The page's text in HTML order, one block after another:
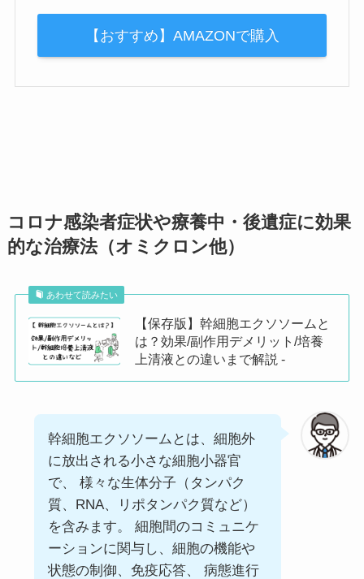
【おすすめ】AMAZONで購入
コロナ感染者症状や療養中・後遺症に効果
的な治療法（オミクロン他）
あわせて読みたい
【保存版】幹細胞エクソソームと
は？効果/副作用デメリット/培養
上清液との違いまで解説 -
幹細胞エクソソームとは、細胞外
に放出される小さな細胞小器官
で、 様々な生体分子（タンパク
質、RNA、リポタンパク質など）
を含みます。 細胞間のコミュニケ
ーションに関与し、細胞の機能や
状態の制御、免疫応答、 病態進行